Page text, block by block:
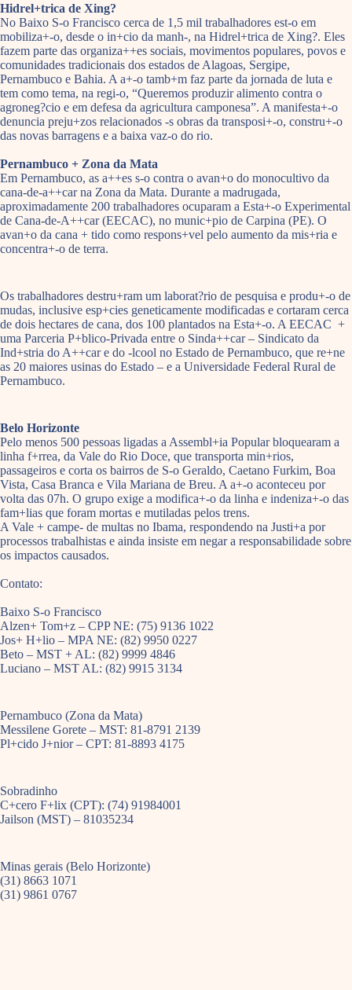
Hidrel+trica de Xing?
No Baixo S-o Francisco cerca de 1,5 mil trabalhadores est-o em
mobiliza+-o, desde o in+cio da manh-, na Hidrel+trica de Xing?. Eles
fazem parte das organiza++es sociais, movimentos populares, povos e
comunidades tradicionais dos estados de Alagoas, Sergipe,
Pernambuco e Bahia. A a+-o tamb+m faz parte da jornada de luta e
tem como tema, na regi-o, “Queremos produzir alimento contra o
agroneg?cio e em defesa da agricultura camponesa”. A manifesta+-o
denuncia preju+zos relacionados -s obras da transposi+-o, constru+-o
das novas barragens e a baixa vaz-o do rio.
Pernambuco + Zona da Mata
Em Pernambuco, as a++es s-o contra o avan+o do monocultivo da
cana-de-a++car na Zona da Mata. Durante a madrugada,
aproximadamente 200 trabalhadores ocuparam a Esta+-o Experimental
de Cana-de-A++car (EECAC), no munic+pio de Carpina (PE). O
avan+o da cana + tido como respons+vel pelo aumento da mis+ria e
concentra+-o de terra.
Os trabalhadores destru+ram um laborat?rio de pesquisa e produ+-o de
mudas, inclusive esp+cies geneticamente modificadas e cortaram cerca
de dois hectares de cana, dos 100 plantados na Esta+-o. A EECAC +
uma Parceria P+blico-Privada entre o Sinda++car – Sindicato da
Ind+stria do A++car e do -lcool no Estado de Pernambuco, que re+ne
as 20 maiores usinas do Estado – e a Universidade Federal Rural de
Pernambuco.
Belo Horizonte
Pelo menos 500 pessoas ligadas a Assembl+ia Popular bloquearam a
linha f+rrea, da Vale do Rio Doce, que transporta min+rios,
passageiros e corta os bairros de S-o Geraldo, Caetano Furkim, Boa
Vista, Casa Branca e Vila Mariana de Breu. A a+-o aconteceu por
volta das 07h. O grupo exige a modifica+-o da linha e indeniza+-o das
fam+lias que foram mortas e mutiladas pelos trens.
A Vale + campe- de multas no Ibama, respondendo na Justi+a por
processos trabalhistas e ainda insiste em negar a responsabilidade sobre
os impactos causados.
Contato:
Baixo S-o Francisco
Alzen+ Tom+z – CPP NE: (75) 9136 1022
Jos+ H+lio – MPA NE: (82) 9950 0227
Beto – MST + AL: (82) 9999 4846
Luciano – MST AL: (82) 9915 3134
Pernambuco (Zona da Mata)
Messilene Gorete – MST: 81-8791 2139
Pl+cido J+nior – CPT: 81-8893 4175
Sobradinho
C+cero F+lix (CPT): (74) 91984001
Jailson (MST) – 81035234
Minas gerais (Belo Horizonte)
(31) 8663 1071
(31) 9861 0767